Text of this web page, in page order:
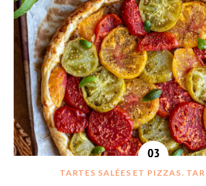
TARTES SALÉES ET PIZZAS